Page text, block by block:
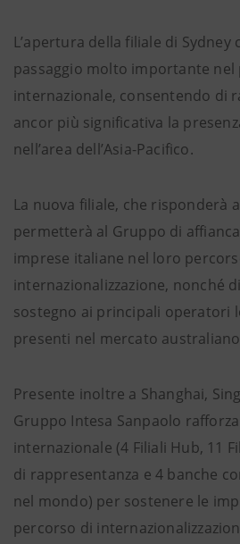
L’apertura della filiale di Sydney
passaggio molto importante nel
internazionale, consentendo di
ancor più significativa la
nell’area dell’Asia-Pacifico.
La nuova filiale, che risponderà
permetterà al Gruppo di
imprese italiane nel loro
internazionalizzazione, nonché
sostegno ai principali operatori
presenti nel mercato
Presente inoltre a Shanghai,
Gruppo Intesa Sanpaolo
internazionale (4 Filiali Hub, 11
di rappresentanza e 4 banche
nel mondo) per sostenere le
percorso di